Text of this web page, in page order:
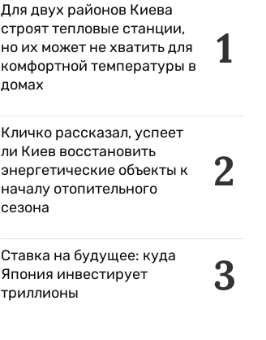
1
Для двух районов Киева
строят тепловые станции,
но их может не хватить для
комфортной температуры в
домах
2
Кличко рассказал, успеет
ли Киев восстановить
энергетические объекты к
началу отопительного
сезона
3
Ставка на будущее: куда
Япония инвестирует
триллионы